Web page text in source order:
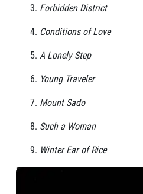
Forbidden District
Conditions of Love
A Lonely Step
Young Traveler
Mount Sado
Such a Woman
Winter Ear of Rice